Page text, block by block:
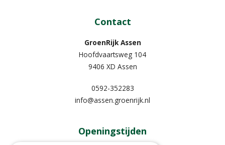
Contact
GroenRijk Assen
Hoofdvaartsweg 104
9406 XD Assen
0592-352283
info@assen.groenrijk.nl
Openingstijden